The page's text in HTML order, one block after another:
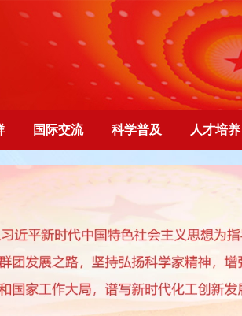
国际交流 科学普及 人才培养